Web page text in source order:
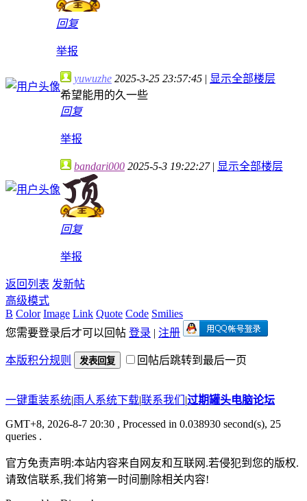
回复
举报
yuwuzhe 2025-3-25 23:57:45 | 显示全部楼层
希望能用的久一些
回复
举报
bandari000 2025-5-3 19:22:27 | 显示全部楼层
回复
举报
返回列表 发新帖
高级模式
B Color Image Link Quote Code Smilies
您需要登录后才可以回帖 登录 | 注册
本版积分规则 发表回复 回帖后跳转到最后一页
一键重装系统|雨人系统下载|联系我们 |过期罐头电脑论坛
GMT+8, 2026-8-7 20:30 , Processed in 0.038930 second(s), 25
queries .
官方免责声明:本站内容来自网友和互联网.若侵犯到您的版权.
请致信联系,我们将第一时间删除相关内容!